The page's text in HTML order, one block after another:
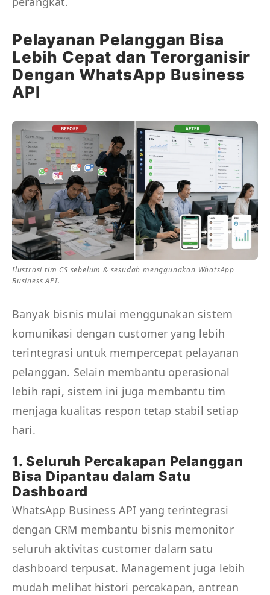
Pelayanan Pelanggan Bisa
Lebih Cepat dan Terorganisir
Dengan WhatsApp Business
API
Ilustrasi tim CS sebelum & sesudah menggunakan WhatsApp
Business API.
Banyak bisnis mulai menggunakan sistem
komunikasi dengan customer yang lebih
terintegrasi untuk mempercepat pelayanan
pelanggan. Selain membantu operasional
lebih rapi, sistem ini juga membantu tim
menjaga kualitas respon tetap stabil setiap
hari.
1. Seluruh Percakapan Pelanggan
Bisa Dipantau dalam Satu
Dashboard
WhatsApp Business API yang terintegrasi
dengan CRM membantu bisnis memonitor
seluruh aktivitas customer dalam satu
dashboard terpusat. Management juga lebih
mudah melihat histori percakapan, antrean